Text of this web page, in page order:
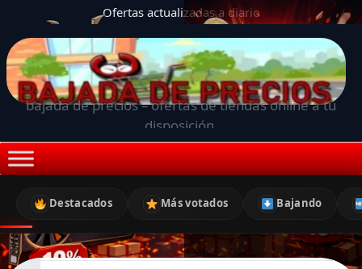
Ofertas actualizadas a diario
bajada de precios – ofertas de tiendas online a tu
disposición.
Destacados Más votados Bajando